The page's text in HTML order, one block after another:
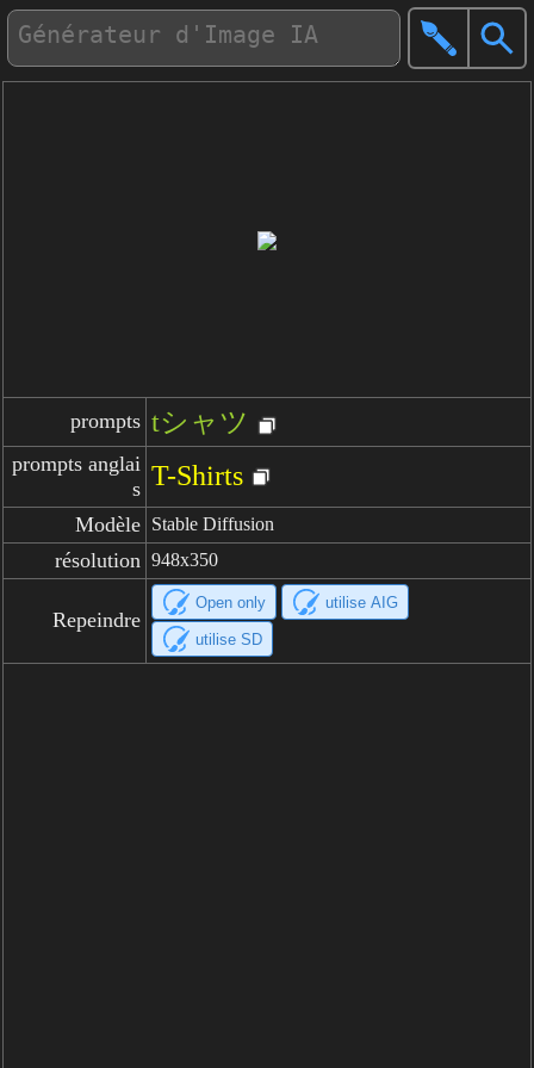
prompts tシャツ
prompts anglai
s T-Shirts
Modèle Stable Diffusion
résolution 948x350
Repeindre
Open only utilise AIG
utilise SD